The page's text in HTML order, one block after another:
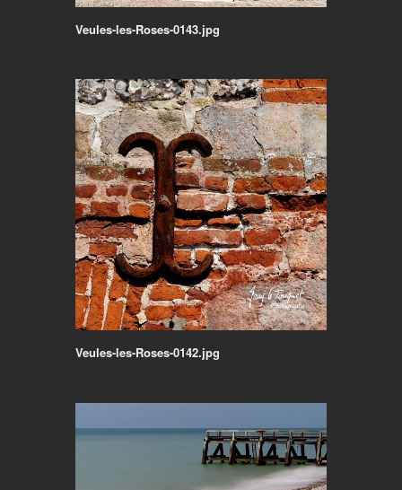
Veules-les-Roses-0143.jpg
Veules-les-Roses-0142.jpg